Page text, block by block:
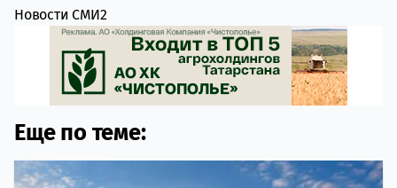
Новости СМИ2
Еще по теме: